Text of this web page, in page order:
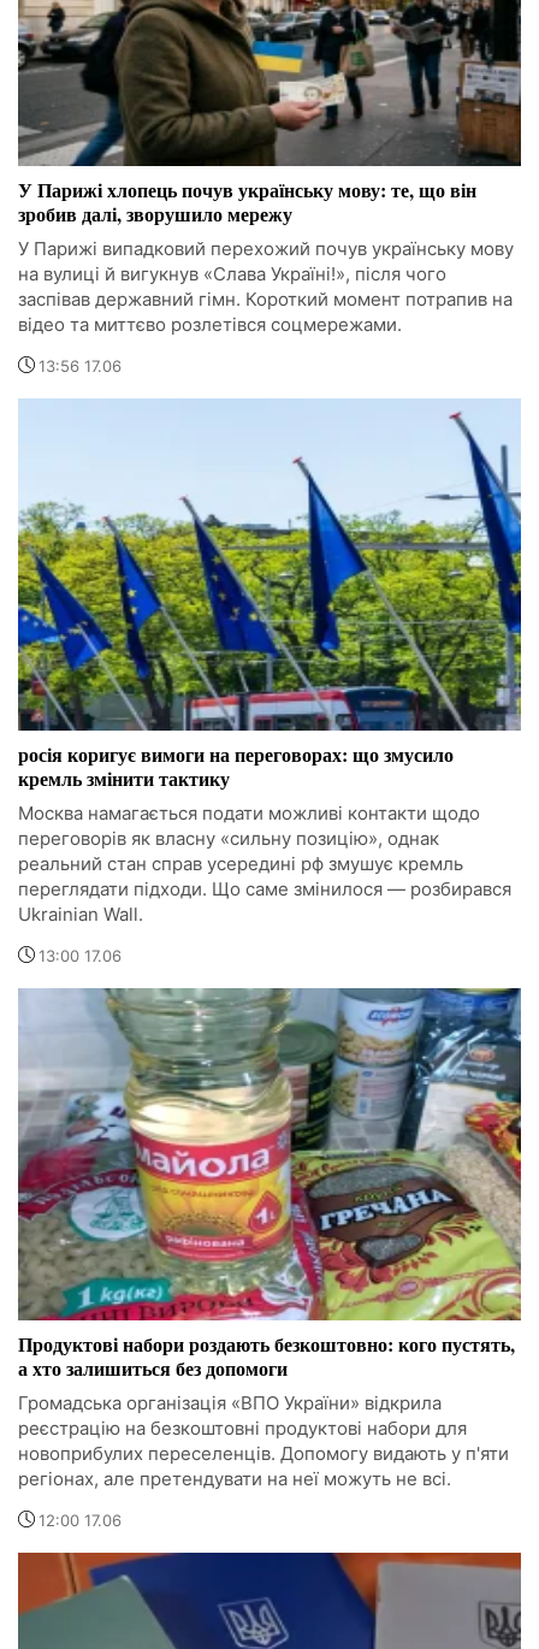
У Парижі хлопець почув українську мову: те, що він
зробив далі, зворушило мережу
У Парижі випадковий перехожий почув українську мову
на вулиці й вигукнув «Слава Україні!», після чого
заспівав державний гімн. Короткий момент потрапив на
відео та миттєво розлетівся соцмережами.
13:56 17.06
росія коригує вимоги на переговорах: що змусило
кремль змінити тактику
Москва намагається подати можливі контакти щодо
переговорів як власну «сильну позицію», однак
реальний стан справ усередині рф змушує кремль
переглядати підходи. Що саме змінилося — розбирався
Ukrainian Wall.
13:00 17.06
Продуктові набори роздають безкоштовно: кого пустять,
а хто залишиться без допомоги
Громадська організація «ВПО України» відкрила
реєстрацію на безкоштовні продуктові набори для
новоприбулих переселенців. Допомогу видають у п'яти
регіонах, але претендувати на неї можуть не всі.
12:00 17.06